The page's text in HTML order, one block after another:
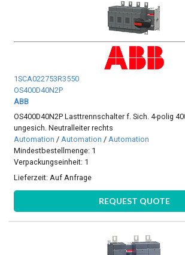
1SCA022753R3550
OS400D40N2P
ABB
OS400D40N2P Lasttrennschalter f. Sich. 4-polig
ungesich. Neutralleiter rechts
Automation /Automation /Automation
Mindestbestellmenge: 1
Verpackungseinheit: 1
Lieferzeit: Auf Anfrage
REQUEST QUOTE